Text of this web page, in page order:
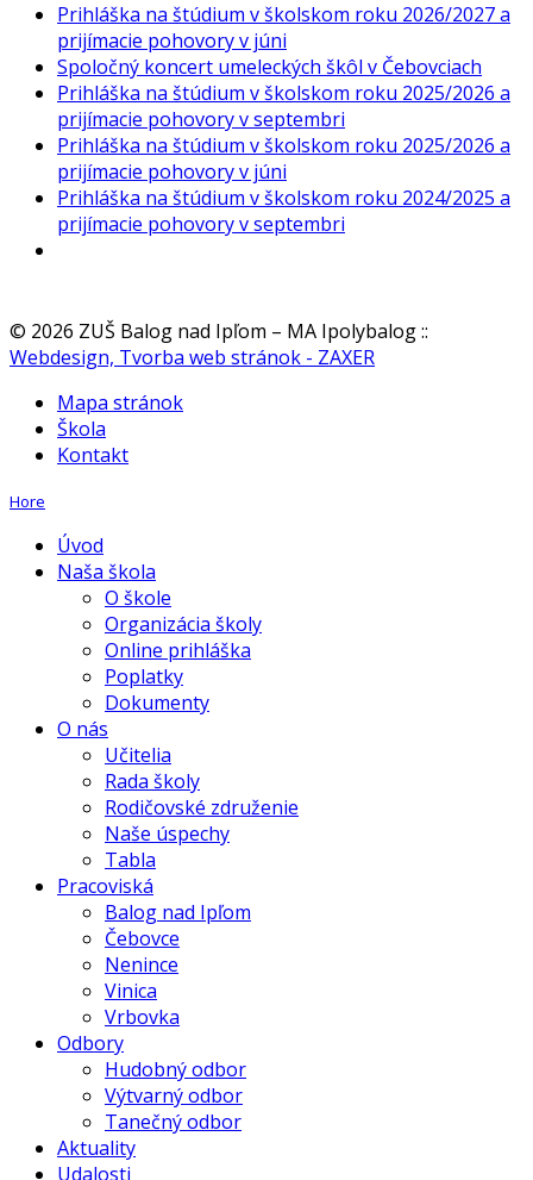
Prihláška na štúdium v školskom roku 2026/2027 a
prijímacie pohovory v júni
Spoločný koncert umeleckých škôl v Čebovciach
Prihláška na štúdium v školskom roku 2025/2026 a
prijímacie pohovory v septembri
Prihláška na štúdium v školskom roku 2025/2026 a
prijímacie pohovory v júni
Prihláška na štúdium v školskom roku 2024/2025 a
prijímacie pohovory v septembri
© 2026 ZUŠ Balog nad Ipľom – MA Ipolybalog::
Webdesign, Tvorba web stránok - ZAXER
Mapa stránok
Škola
Kontakt
Hore
Úvod
Naša škola
O škole
Organizácia školy
Online prihláška
Poplatky
Dokumenty
O nás
Učitelia
Rada školy
Rodičovské združenie
Naše úspechy
Tabla
Pracoviská
Balog nad Ipľom
Čebovce
Nenince
Vinica
Vrbovka
Odbory
Hudobný odbor
Výtvarný odbor
Tanečný odbor
Aktuality
Udalosti